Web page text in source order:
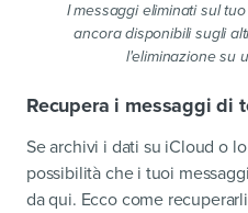
I messaggi eliminati sul
ancora disponibili sugli
l'eliminazione su
Recupera i messaggi di
Se archivi i dati su iCloud o
possibilità che i tuoi
da qui. Ecco come